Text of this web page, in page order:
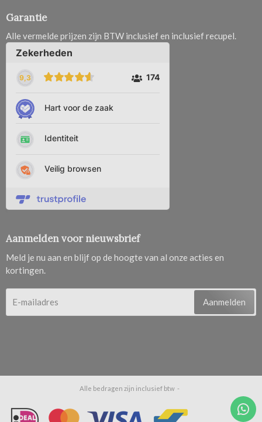
Garantie
Alle vermelde prijzen zijn BTW inclusief en inclusief recupel.
Aanmelden voor nieuwsbrief
Meld je nu aan en blijf op de hoogte van al onze acties en
kortingen.
Aanmelden
Alle bedragen zijn inclusief btw -